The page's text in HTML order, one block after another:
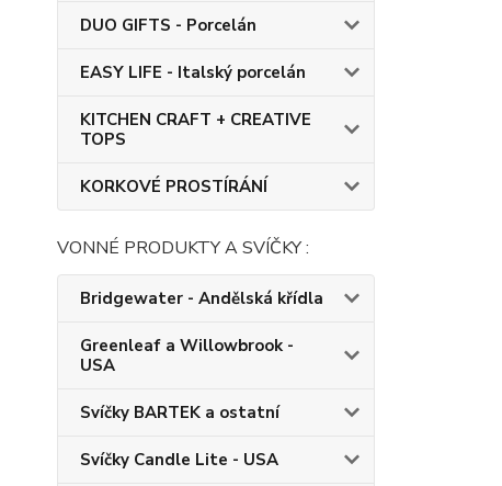
DUO GIFTS - Porcelán
EASY LIFE - Italský porcelán
KITCHEN CRAFT + CREATIVE
TOPS
KORKOVÉ PROSTÍRÁNÍ
VONNÉ PRODUKTY A SVÍČKY :
Bridgewater - Andělská křídla
Greenleaf a Willowbrook -
USA
Svíčky BARTEK a ostatní
Svíčky Candle Lite - USA